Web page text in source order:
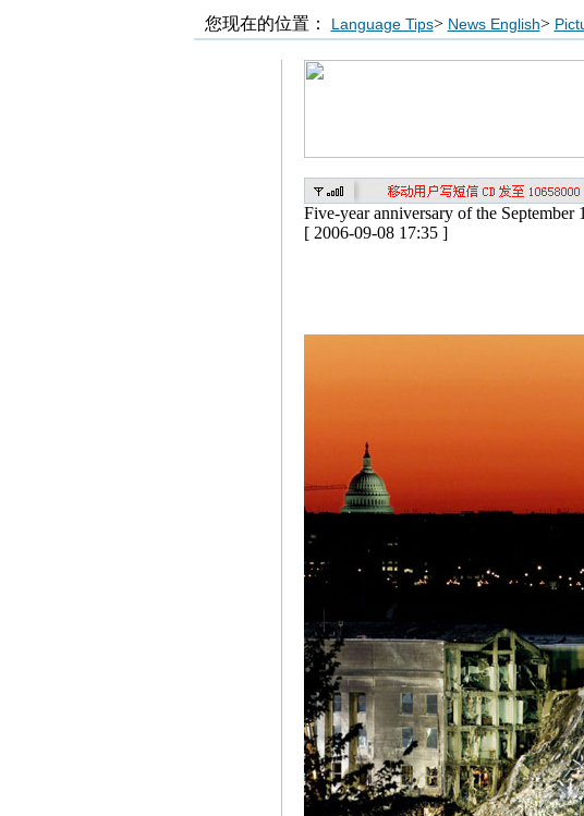
您现在的位置： Language Tips> News English>
Five-year anniversary of the September
[ 2006-09-08 17:35 ]